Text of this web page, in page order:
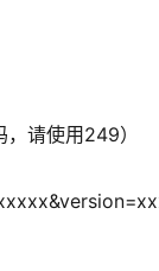
请使用249）